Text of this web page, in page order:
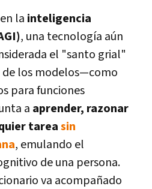
la inteligencia
, una tecnología aún
el "santo grial"
de los modelos—como
para funciones
a aprender, razonar
tareasin
, emulando el
de una persona.
va acompañado